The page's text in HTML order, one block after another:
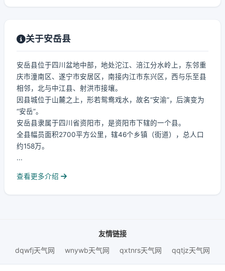
关于安岳县
安岳县位于四川盆地中部，地处沱江、涪江分水岭上，东邻重
庆市潼南区、遂宁市安居区，南接内江市东兴区，西与乐至县
相邻，北与中江县、射洪市接壤。
因县城位于山麓之上，形若鸳鸯戏水，故名“安渝”，后演变为
“安岳”。
安岳县隶属于四川省资阳市，是资阳市下辖的一个县。
全县幅员面积2700平方公里，辖46个乡镇（街道），总人口
约158万。
...
查看更多介绍
友情链接
dqwfj天气网
wnywb天气网 qxtnrs天气网 qqtjz天气网